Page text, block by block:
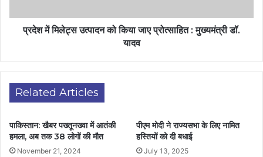
प्रदेश में मिलेट्स उत्पादन को किया जाए प्रोत्साहित : मुख्यमंत्री डॉ.
यादव
Related Articles
पाकिस्तान: खैबर पख्तूनख्वा में आतंकी
हमला, अब तक 38 लोगों की मौत
November 21, 2024
पीएम मोदी ने राज्यसभा के लिए नामित
हस्तियों को दी बधाई
July 13, 2025